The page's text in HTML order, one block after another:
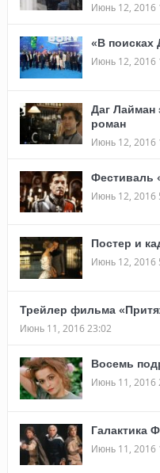
Июнь 12, 2016
«В поисках
Июнь 12, 2016
Даг Лайман
роман
Июнь 12, 2016
Фестиваль
Июнь 12, 2016
Постер и
Июнь 12, 2016
Трейлер фильма
Июнь 11, 2016 23:02
Восемь
Июнь 11, 2016
Галактика
Июнь 11, 2016